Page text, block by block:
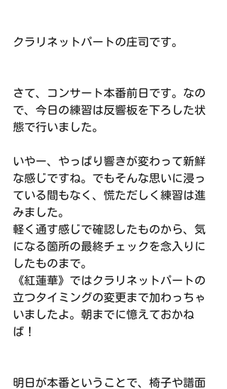
クラリネットパートの庄司です。
さて、コンサート本番前日です。なの
で、今日の練習は反響板を下ろした状
態で行いました。
いやー、やっぱり響きが変わって新鮮
な感じですね。でもそんな思いに浸っ
ている間もなく、慌ただしく練習は進
みました。
軽く通す感じで確認したものから、気
になる箇所の最終チェックを念入りに
したものまで。
《紅蓮華》ではクラリネットパートの
立つタイミングの変更まで加わっちゃ
いましたよ。朝までに憶えておかね
ば！
明日が本番ということで、椅子や譜面